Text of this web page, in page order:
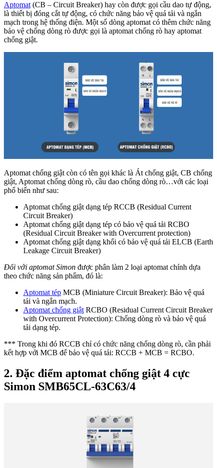
Aptomat (CB – Circuit Breaker) hay còn được gọi cầu dao tự động,
là thiết bị đóng cắt tự động, có chức năng bảo vệ quá tải và ngắn
mạch trong hệ thống điện. Một số dòng aptomat có thêm chức năng
bảo vệ chống dòng rò được gọi là aptomat chống rò hay aptomat
chống giật.
Aptomat chống giật còn có tên gọi khác là Át chống giật, CB chống
giật, Aptomat chống dòng rò, cầu dao chống dòng rò…với các loại
phổ biến như sau:
Aptomat chống giật dạng tép RCCB (Residual Current
Circuit Breaker)
Aptomat chống giật dạng tép có bảo vệ quá tải RCBO
(Residual Circuit Breaker with Overcurrent protection)
Aptomat chống giật dạng khối có bảo vệ quá tải ELCB (Earth
Leakage Circuit Breaker)
Đối với aptomat Simon được phân làm 2 loại aptomat chính dựa
theo chức năng sản phẩm, đó là:
Aptomat tép MCB (Miniature Circuit Breaker): Bảo vệ quá
tải và ngắn mạch.
Aptomat chống giật RCBO (Residual Current Circuit Breaker
with Overcurrent Protection): Chống dòng rò và bảo vệ quá
tải dạng tép.
*** Trong khi đó RCCB chỉ có chức năng chống dòng rò, cần phải
kết hợp với MCB để bảo vệ quá tải: RCCB + MCB = RCBO.
2. Đặc điểm aptomat chống giật 4 cực
Simon SMB65CL-63C63/4